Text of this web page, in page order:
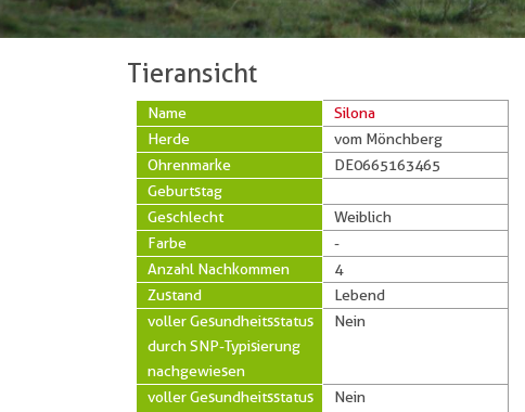
Tieransicht
Name
Silona
Herde
vom Mönchberg
Ohrenmarke
DE0665163465
Geburtstag
Geschlecht
Weiblich
Farbe
-
Anzahl Nachkommen
4
Zustand
Lebend
voller Gesundheitsstatus
durch SNP-Typisierung
nachgewiesen
Nein
voller Gesundheitsstatus
Nein